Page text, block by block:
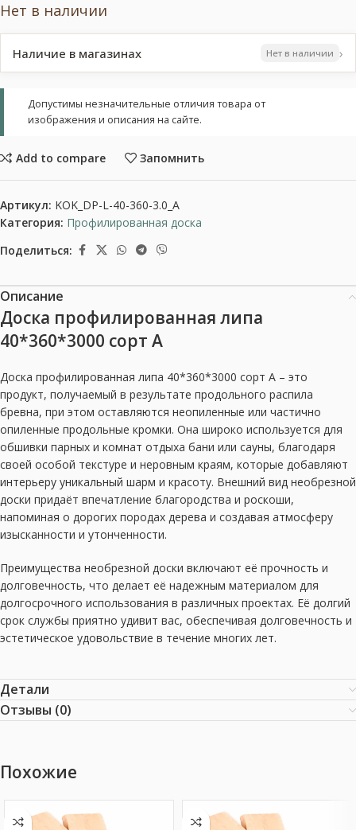
Нет в наличии
Наличие в магазинах Нет в наличии ›
Допустимы незначительные отличия товара от
изображения и описания на сайте.
Add to compare Запомнить
Артикул: KOK_DP-L-40-360-3.0_A
Категория: Профилированная доска
Поделиться:
Описание
Доска профилированная липа
40*360*3000 сорт А
Доска профилированная липа 40*360*3000 сорт А – это
продукт, получаемый в результате продольного распила
бревна, при этом оставляются неопиленные или частично
опиленные продольные кромки. Она широко используется для
обшивки парных и комнат отдыха бани или сауны, благодаря
своей особой текстуре и неровным краям, которые добавляют
интерьеру уникальный шарм и красоту. Внешний вид необрезной
доски придаёт впечатление благородства и роскоши,
напоминая о дорогих породах дерева и создавая атмосферу
изысканности и утонченности.
Преимущества необрезной доски включают её прочность и
долговечность, что делает её надежным материалом для
долгосрочного использования в различных проектах. Её долгий
срок службы приятно удивит вас, обеспечивая долговечность и
эстетическое удовольствие в течение многих лет.
Детали
Отзывы (0)
Похожие